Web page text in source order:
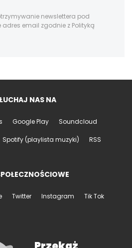
newslettera pod
email zgodnie z Polityką
NAS NA
Google Play Soundcloud
Spotify (playlista muzyki) RSS
Twitter Instagram Tik Tok